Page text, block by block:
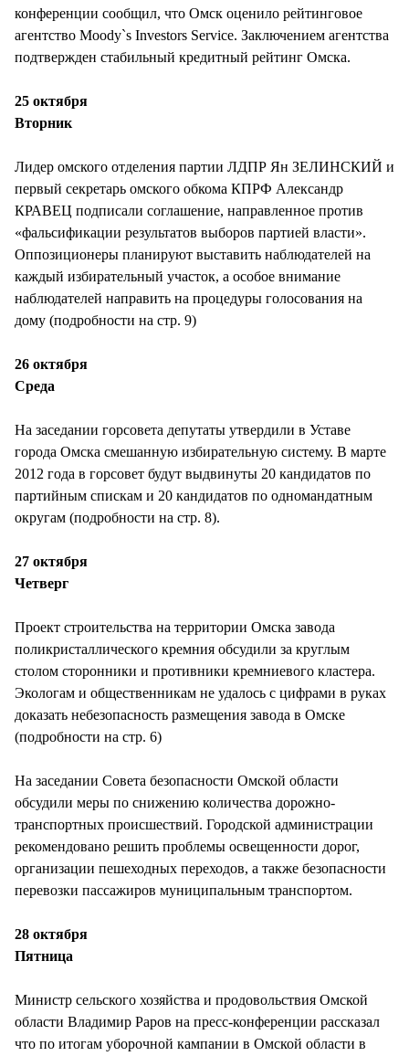
конференции сообщил, что Омск оценило рейтинговое
агентство Moody`s Investors Service. Заключением агентства
подтвержден стабильный кредитный рейтинг Омска.
25 октября
Вторник
Лидер омского отделения партии ЛДПР Ян ЗЕЛИНСКИЙ и
первый секретарь омского обкома КПРФ Александр
КРАВЕЦ подписали соглашение, направленное против
«фальсификации результатов выборов партией власти».
Оппозиционеры планируют выставить наблюдателей на
каждый избирательный участок, а особое внимание
наблюдателей направить на процедуры голосования на
дому (подробности на стр. 9)
26 октября
Среда
На заседании горсовета депутаты утвердили в Уставе
города Омска смешанную избирательную систему. В марте
2012 года в горсовет будут выдвинуты 20 кандидатов по
партийным спискам и 20 кандидатов по одномандатным
округам (подробности на стр. 8).
27 октября
Четверг
Проект строительства на территории Омска завода
поликристаллического кремния обсудили за круглым
столом сторонники и противники кремниевого кластера.
Экологам и общественникам не удалось с цифрами в руках
доказать небезопасность размещения завода в Омске
(подробности на стр. 6)
На заседании Совета безопасности Омской области
обсудили меры по снижению количества дорожно-
транспортных происшествий. Городской администрации
рекомендовано решить проблемы освещенности дорог,
организации пешеходных переходов, а также безопасности
перевозки пассажиров муниципальным транспортом.
28 октября
Пятница
Министр сельского хозяйства и продовольствия Омской
области Владимир Раров на пресс-конференции рассказал
что по итогам уборочной кампании в Омской области в